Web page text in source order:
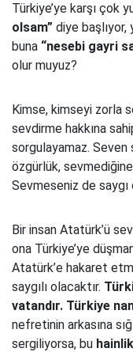
Türkiye’ye karşı çok
olsam” diye başlıyor,
buna “nesebi gayri
olur muyuz?
Kimse, kimseyi zorla
sevdirme hakkına
sorgulayamaz. Seven
özgürlük,
Sevmeseniz de saygı
Bir insan Atatürk’ü
ona Türkiye’ye
Atatürk’e hakaret
saygılı olacaktır.
vatandır. Türkiye
nefretinin arkasına
sergiliyorsa, bu